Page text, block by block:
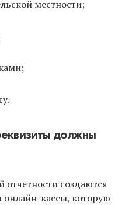
местности;
должны
отчетности создаются
кассы, которую